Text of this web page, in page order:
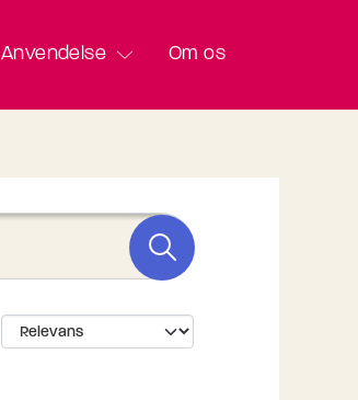
Anvendelse Om os